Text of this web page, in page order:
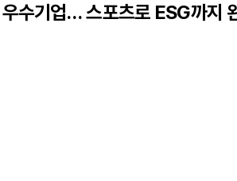
우수기업… 스포츠로 ESG까지